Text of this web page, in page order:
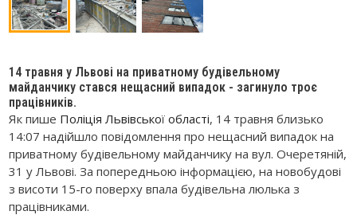
14 травня у Львові на приватному будівельному
майданчику стався нещасний випадок - загинуло троє
працівників.
Як пише Поліція Львівської області, 14 травня близько
14:07 надійшло повідомлення про нещасний випадок на
приватному будівельному майданчику на вул. Очеретяній,
31 у Львові. За попередньою інформацією, на новобудові
з висоти 15-го поверху впала будівельна люлька з
працівниками.